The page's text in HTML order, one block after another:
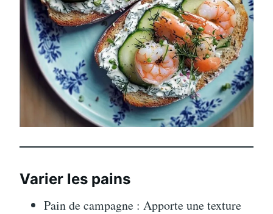
Varier les pains
Pain de campagne : Apporte une texture